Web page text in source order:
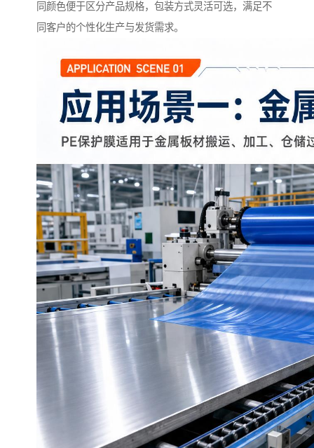
同颜色便于区分产品规格，包装方式灵活可选，满足不
同客户的个性化生产与发货需求。